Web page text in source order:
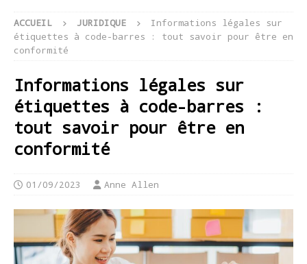
ACCUEIL JURIDIQUE
Informations légales sur
étiquettes à code-barres : tout savoir pour être en
conformité
Informations légales sur
étiquettes à code-barres :
tout savoir pour être en
conformité
01/09/2023 Anne Allen